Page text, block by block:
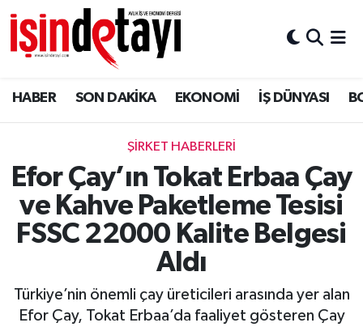
HABER SON DAKİKA EKONOMİ İŞ DÜNYASI
ŞİRKET HABERLERİ
Efor Çay’ın Tokat Erbaa Çay
ve Kahve Paketleme Tesisi
FSSC 22000 Kalite Belgesi
Aldı
Türkiye’nin önemli çay üreticileri arasında yer alan
Efor Çay, Tokat Erbaa’da faaliyet gösteren Çay
DÜNYA
Eğitim
ENERJİ HABERİ
GAYRİMENKUL
LOJİSTİK
Nöbetçi Eczaneler
Hava Durumu
İstanbul Namaz Vakitleri
Trafik Durumu
Süper Lig Puan Durumu ve Fikstür
Son Dakika Haberleri